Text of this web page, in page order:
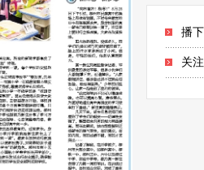
播
关